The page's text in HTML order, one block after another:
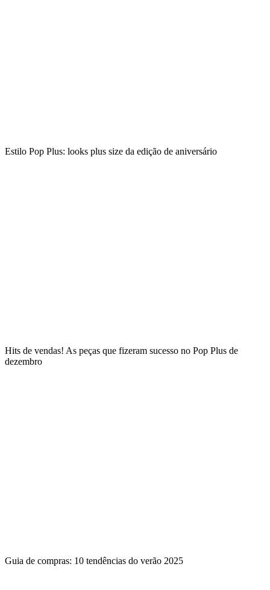
Estilo Pop Plus: looks plus size da edição de aniversário
Hits de vendas! As peças que fizeram sucesso no Pop Plus de
dezembro
Guia de compras: 10 tendências do verão 2025